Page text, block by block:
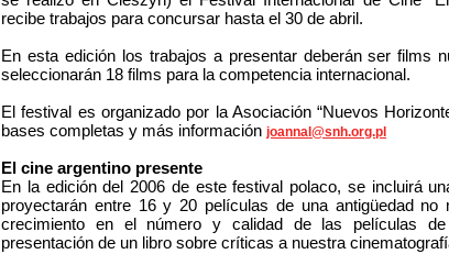
recibe trabajos para concursar hasta el 30 de abril.
En esta edición los trabajos a presentar deberán ser films
seleccionarán 18 films para la competencia internacional.
El festival es organizado por la Asociación “Nuevos
bases completas y más información joannal@snh.org.pl
El cine argentino presente
En la edición del 2006 de este festival polaco, se incluirá
proyectarán entre 16 y 20 películas de una antigüedad
crecimiento en el número y calidad de las películas
presentación de un libro sobre críticas a nuestra